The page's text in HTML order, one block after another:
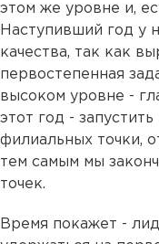
этом же уровне и,
Наступивший год у
качества, так как
первостепенная
высоком уровне -
этот год -
филиальных точки,
тем самым мы
точек.
Время покажет -